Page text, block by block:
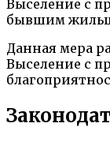
Выселение с
бывшим
Данная мера
Выселение с